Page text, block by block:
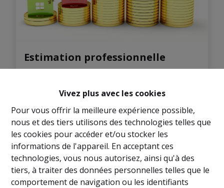
Vivez plus avec les cookies
Pour vous offrir la meilleure expérience possible,
nous et des tiers utilisons des technologies telles que
les cookies pour accéder et/ou stocker les
informations de l'appareil. En acceptant ces
technologies, vous nous autorisez, ainsi qu'à des
tiers, à traiter des données personnelles telles que le
comportement de navigation ou les identifiants
Estimation professionnelle